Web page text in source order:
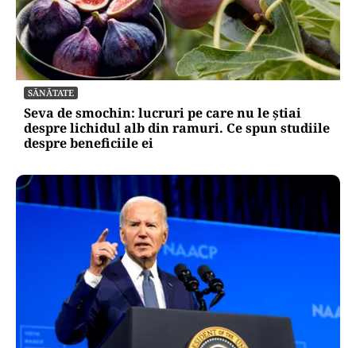
SĂNĂTATE
Seva de smochin: lucruri pe care nu le știai
despre lichidul alb din ramuri. Ce spun studiile
despre beneficiile ei